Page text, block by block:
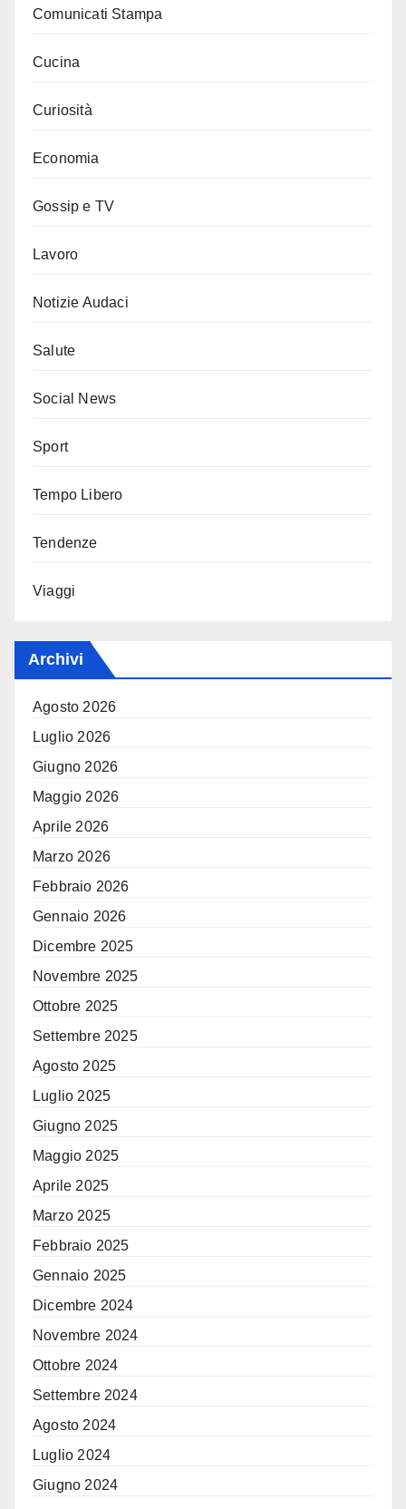
Comunicati Stampa
Cucina
Curiosità
Economia
Gossip e TV
Lavoro
Notizie Audaci
Salute
Social News
Sport
Tempo Libero
Tendenze
Viaggi
Archivi
Agosto 2026
Luglio 2026
Giugno 2026
Maggio 2026
Aprile 2026
Marzo 2026
Febbraio 2026
Gennaio 2026
Dicembre 2025
Novembre 2025
Ottobre 2025
Settembre 2025
Agosto 2025
Luglio 2025
Giugno 2025
Maggio 2025
Aprile 2025
Marzo 2025
Febbraio 2025
Gennaio 2025
Dicembre 2024
Novembre 2024
Ottobre 2024
Settembre 2024
Agosto 2024
Luglio 2024
Giugno 2024